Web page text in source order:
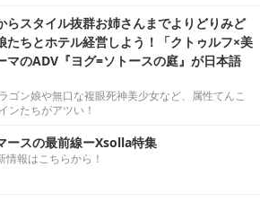
らスタイル抜群お姉さんまでよりどりみど
たちとホテル経営しよう！「クトゥルフ×美
マのADV『ヨグ=ソトースの庭』が日本語
ゴン娘や無口な複眼死神美少女など、属性てんこ
ンたちがアツい！
ースの最前線ーXsolla特集
情報はこちらから！